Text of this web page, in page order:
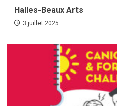
Halles-Beaux Arts
3 juillet 2025